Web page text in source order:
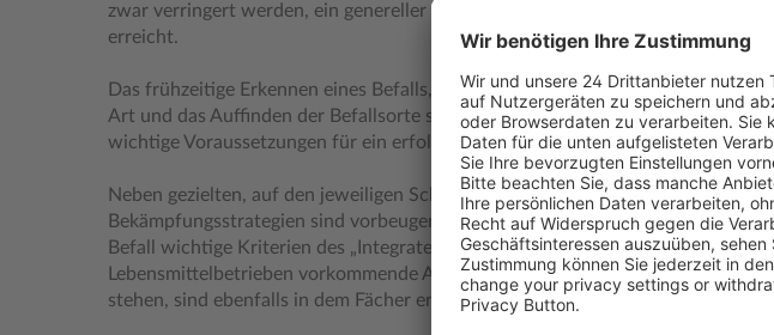
zwar verringert werden, ein genereller Schutz gegen Schädlinge wird aber nicht
erreicht.
Das frühzeitige Erkennen eines Befalls, die sichere Bestimmung der jeweiligen
Art und das Auffinden der Befallsorte sowie der Einschleppungswege sind
wichtige Voraussetzungen für ein erfolgreiches Schädlingsmanagement.
Neben gezielten, auf den jeweiligen Schädling abgestimmte
Bekämpfungsstrategien sind vorbeugende Maßnahmen gegen einen erneuten
Befall wichtige Kriterien des „Integrated Pest Managements“. In
Lebensmittelbetrieben vorkommende Arten, die als Nützlinge unter Artenschutz
stehen, sind ebenfalls in dem Fächer enthalten.